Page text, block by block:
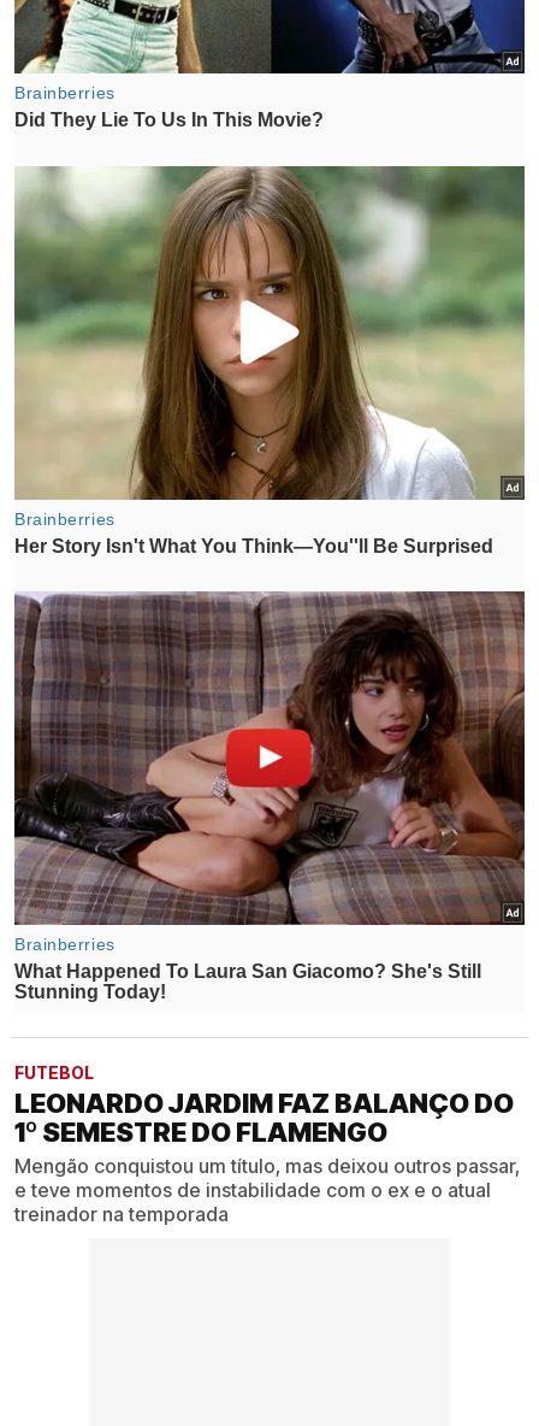
FUTEBOL
LEONARDO JARDIM FAZ BALANÇO DO
1º SEMESTRE DO FLAMENGO
Mengão conquistou um título, mas deixou outros passar,
e teve momentos de instabilidade com o ex e o atual
treinador na temporada